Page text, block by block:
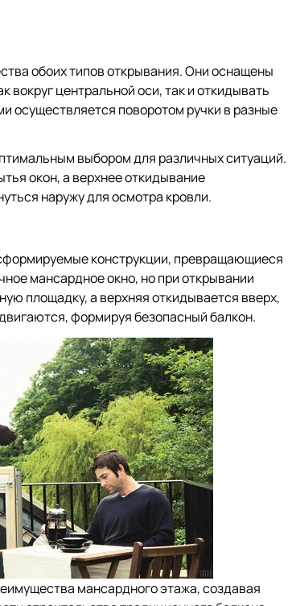
обоих типов открывания. Они оснащены
вокруг центральной оси, так и откидывать
осуществляется поворотом ручки в разные
выбором для различных ситуаций.
окон, а верхнее откидывание
наружу для осмотра кровли.
конструкции, превращающиеся
мансардное окно, но при открывании
площадку, а верхняя откидывается вверх,
формируя безопасный балкон.
мансардного этажа, создавая